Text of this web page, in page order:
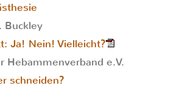
Buckley
Ja! Nein! Vielleicht?
Hebammenverband e.V.
schneiden?